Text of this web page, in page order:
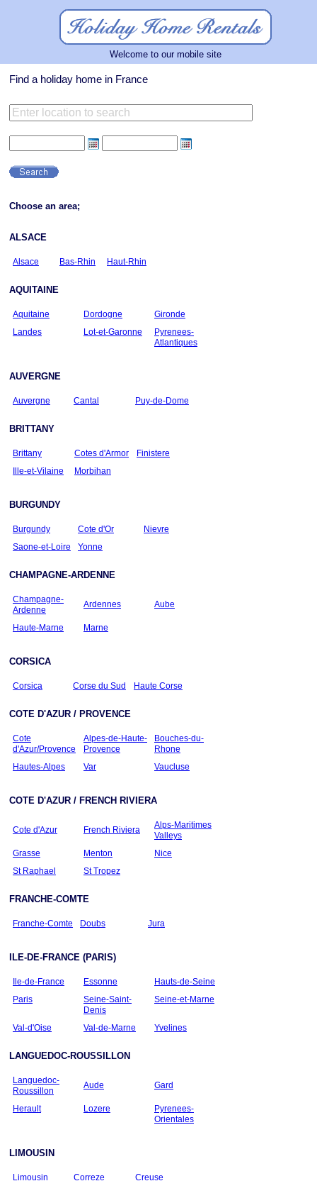
Welcome to our mobile site
Find a holiday home in France
Choose an area;
ALSACE
Alsace Bas-Rhin Haut-Rhin
AQUITAINE
Aquitaine Dordogne
Gironde
Landes
Lot-et-Garonne
Pyrenees-
Atlantiques
AUVERGNE
Auvergne Cantal Puy-de-Dome
BRITTANY
Brittany Cotes d'Armor
Finistere
Ille-et-Vilaine
Morbihan
BURGUNDY
Burgundy Cote d'Or
Nievre
Saone-et-Loire
Yonne
CHAMPAGNE-ARDENNE
Champagne-
Ardenne
Ardennes Aube
Haute-Marne Marne
CORSICA
Corsica Corse du Sud Haute Corse
COTE D'AZUR / PROVENCE
Cote
d'Azur/Provence
Alpes-de-Haute-
Provence
Bouches-du-
Rhone
Hautes-Alpes
Var Vaucluse
COTE D'AZUR / FRENCH RIVIERA
Cote d'Azur French Riviera
Alps-Maritimes
Valleys
Grasse
Menton
Nice
St Raphael
St Tropez
FRANCHE-COMTE
Franche-Comte Doubs Jura
ILE-DE-FRANCE (PARIS)
Ile-de-France Essonne
Hauts-de-Seine
Paris
Seine-Saint-
Denis
Seine-et-Marne
Val-d'Oise Val-de-Marne Yvelines
LANGUEDOC-ROUSSILLON
Languedoc-
Roussillon
Aude Gard
Herault Lozere
Pyrenees-
Orientales
LIMOUSIN
Limousin Correze
Creuse